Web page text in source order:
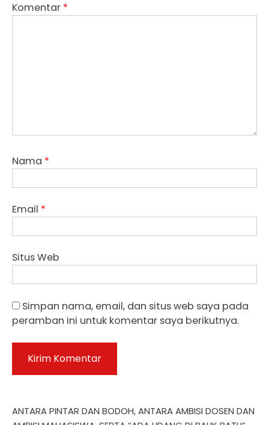
Komentar *
Nama *
Email *
Situs Web
Simpan nama, email, dan situs web saya pada
peramban ini untuk komentar saya berikutnya.
ANTARA PINTAR DAN BODOH, ANTARA AMBISI DOSEN DAN